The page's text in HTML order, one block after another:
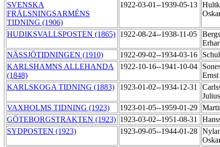
SVENSKA
FRÄLSNINGSARMÉNS
TIDNING (1906)
1922-03-01--1939-05-13
HUDIKSVALLSPOSTEN (1865) 1922-08-24--1938-11-05
NÄSSJÖTIDNINGEN (1910)
1922-09-02--1934-03-16
KARLSHAMNS ALLEHANDA
(1848)
1922-10-16--1941-10-04
Ernst
KARLSKOGA TIDNING (1883)
1923-01-02--1934-12-31
VAXHOLMS TIDNING (1923)
1923-01-05--1959-01-29
GÖTEBORGSTRAKTEN (1923) 1923-03-02--1951-08-31
SYDPOSTEN (1923)
1923-09-05--1944-01-28